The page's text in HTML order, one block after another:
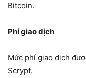
Bitcoin.
Phí giao dịch
Mức phí giao dịch
Scrypt.